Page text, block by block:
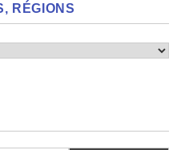
RÉGIONS